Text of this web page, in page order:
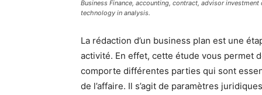
Business Finance, accounting, contract, advisor
technology in analysis.
La rédaction d’un business plan est une
activité. En effet, cette étude vous permet
comporte différentes parties qui sont
de l’affaire. Il s’agit de paramètres